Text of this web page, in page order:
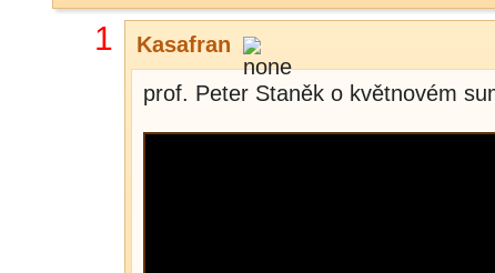
1 Kasafran
prof. Peter Staněk o květnovém